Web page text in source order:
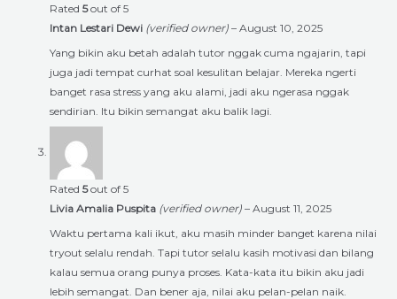
Rated 5out of 5
Intan Lestari Dewi (verified owner) – August 10, 2025
Yang bikin aku betah adalah tutor nggak cuma ngajarin, tapi
juga jadi tempat curhat soal kesulitan belajar. Mereka ngerti
banget rasa stress yang aku alami, jadi aku ngerasa nggak
sendirian. Itu bikin semangat aku balik lagi.
Rated 5out of 5
Livia Amalia Puspita (verified owner) – August 11, 2025
Waktu pertama kali ikut, aku masih minder banget karena nilai
tryout selalu rendah. Tapi tutor selalu kasih motivasi dan bilang
kalau semua orang punya proses. Kata-kata itu bikin aku jadi
lebih semangat. Dan bener aja, nilai aku pelan-pelan naik.